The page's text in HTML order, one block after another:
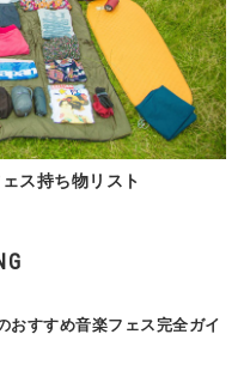
ス持ち物リスト
おすすめ音楽フェス完全ガイ